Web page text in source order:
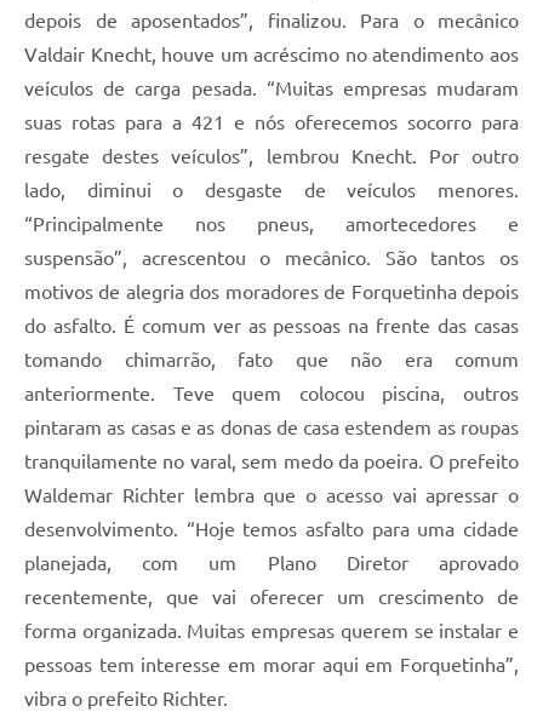
depois de aposentados”, finalizou. Para o mecânico
Valdair Knecht, houve um acréscimo no atendimento aos
veículos de carga pesada. “Muitas empresas mudaram
suas rotas para a 421 e nós oferecemos socorro para
resgate destes veículos”, lembrou Knecht. Por outro
lado, diminui o desgaste de veículos menores.
“Principalmente nos pneus, amortecedores e
suspensão”, acrescentou o mecânico. São tantos os
motivos de alegria dos moradores de Forquetinha depois
do asfalto. É comum ver as pessoas na frente das casas
tomando chimarrão, fato que não era comum
anteriormente. Teve quem colocou piscina, outros
pintaram as casas e as donas de casa estendem as roupas
tranquilamente no varal, sem medo da poeira. O prefeito
Waldemar Richter lembra que o acesso vai apressar o
desenvolvimento. “Hoje temos asfalto para uma cidade
planejada, com um Plano Diretor aprovado
recentemente, que vai oferecer um crescimento de
forma organizada. Muitas empresas querem se instalar e
pessoas tem interesse em morar aqui em Forquetinha”,
vibra o prefeito Richter.